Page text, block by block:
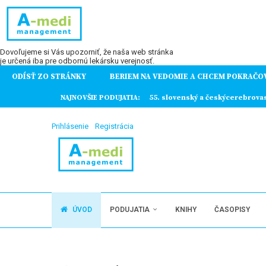
Dovoľujeme si Vás upozorniť, že naša web stránka
je určená iba pre odbornú lekársku verejnosť.
ODÍSŤ ZO STRÁNKY BERIEM NA VEDOMIE A CHCEM
NAJNOVŠIE PODUJATIA: 55. slovenský a
Prihlásenie Registrácia
ÚVOD PODUJATIA KNIHY ČASOPISY